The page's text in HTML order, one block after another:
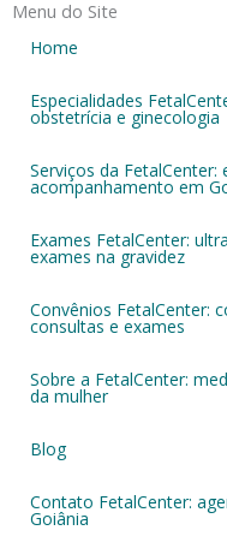
Menu do Site
Home
Especialidades
obstetrícia e ginecologia
Serviços da FetalCenter:
acompanhamento em
Exames FetalCenter:
exames na gravidez
Convênios FetalCenter:
consultas e exames
Sobre a FetalCenter:
da mulher
Blog
Contato FetalCenter:
Goiânia